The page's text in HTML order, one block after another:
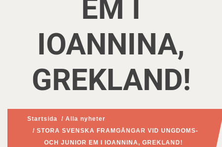
EM I
IOANNINA,
GREKLAND!
Startsida / Alla nyheter
/ STORA SVENSKA FRAMGÅNGAR VID UNGDOMS-
OCH JUNIOR EM I IOANNINA, GREKLAND!